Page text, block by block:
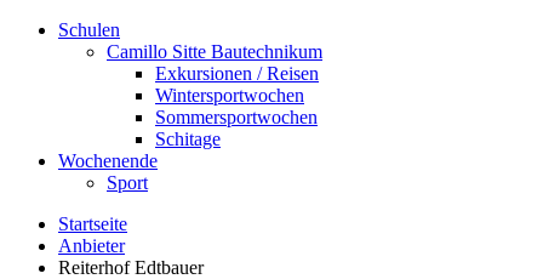
Schulen
Camillo Sitte Bautechnikum
Exkursionen / Reisen
Wintersportwochen
Sommersportwochen
Schitage
Wochenende
Sport
Startseite
Anbieter
Reiterhof Edtbauer